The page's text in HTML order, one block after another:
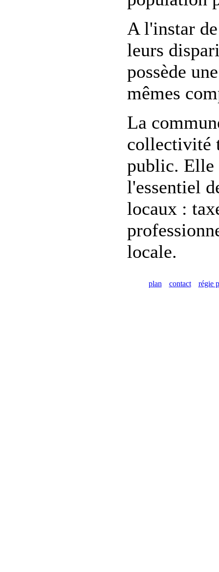
A l'instar
leurs
possède
mêmes
La
collectivité
public. Elle
l'essentiel
locaux :
locale.
plan contact régie